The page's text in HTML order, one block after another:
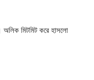
অলিক মিটমিট করে হাসলো